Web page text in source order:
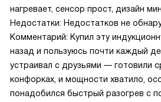
нагревает, сенсор прост, дизайн
Недостатки: Недостатков не
Комментарий: Купил эту
назад и пользуюсь почти каждый
устраивал с друзьями — готовили
конфорках, и мощности хватило,
понадобился быстрый разогрев с